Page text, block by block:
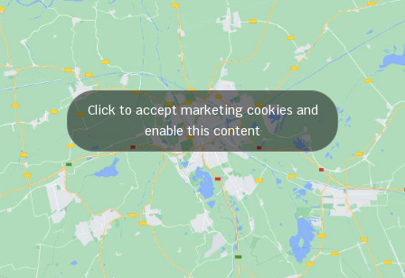
Click to accept marketing cookies and
enable this content